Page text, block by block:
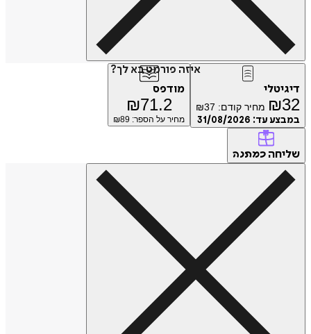
איזה פורמט בא לך?
דיגיטלי
₪32 מחיר קודם: ₪37
במבצע עד: 31/08/2026
מודפס
₪71.2
מחיר על הספר: ₪ 89
שליחה כמתנה